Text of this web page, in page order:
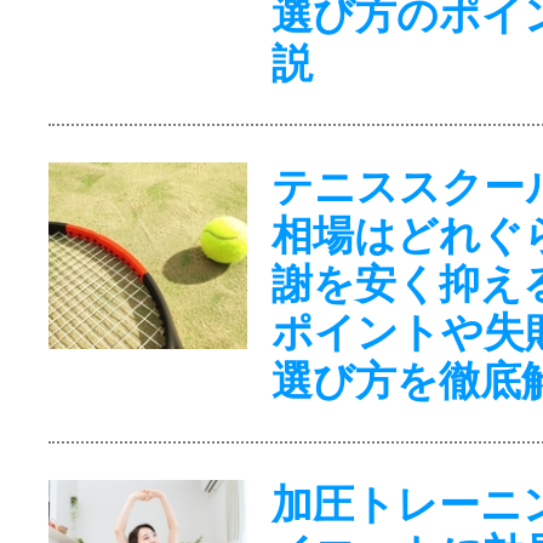
選び方のポイ
説
テニススクー
相場はどれぐ
謝を安く抑え
ポイントや失
選び方を徹底
加圧トレーニ